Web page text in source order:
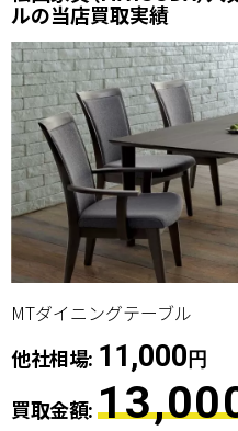
ルの当店買取実績
MTダイニングテーブル
他社相場: 11,000円
買取金額: